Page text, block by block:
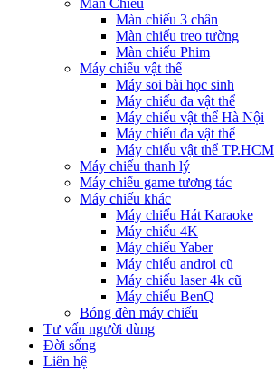
Màn chiếu 3 chân
Màn chiếu treo tường
Màn chiếu Phim
Máy chiếu vật thể
Máy soi bài học sinh
Máy chiếu đa vật thể
Máy chiếu vật thể Hà Nội
Máy chiếu đa vật thể
Máy chiếu vật thể TP.HCM
Máy chiếu thanh lý
Máy chiếu game tương tác
Máy chiếu khác
Máy chiếu Hát Karaoke
Máy chiếu 4K
Máy chiếu Yaber
Máy chiếu androi cũ
Máy chiếu laser 4k cũ
Máy chiếu BenQ
Bóng đèn máy chiếu
Tư vấn người dùng
Đời sống
Liên hệ